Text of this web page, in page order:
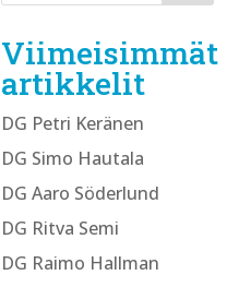
Viimeisimmät
artikkelit
DG Petri Keränen
DG Simo Hautala
DG Aaro Söderlund
DG Ritva Semi
DG Raimo Hallman